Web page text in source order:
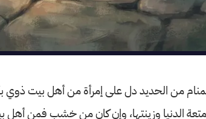
المنام من الحديد دل على إمرأة من أهل بيت
الدنيا وزينتها، وإن كان من خشب فمن أهل